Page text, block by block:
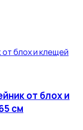
от блох и
см